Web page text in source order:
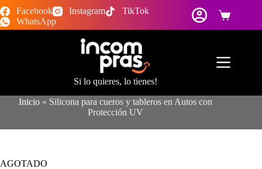
Saltar
al
contenido
Facebook Instagram
TikTok
WhatsApp
Carro
de
Si lo quieres, lo tienes!
Inicio» Silicona para cueros y tableros en Autos con
Protección UV
AGOTADO